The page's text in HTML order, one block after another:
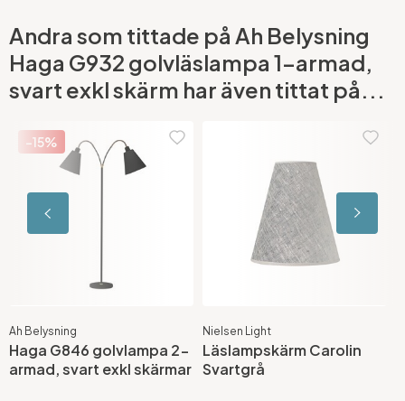
Andra som tittade på Ah Belysning
Haga G932 golvläslampa 1-armad,
svart exkl skärm har även tittat på...
-15%
Ah Belysning
Haga G846 golvlampa 2-
armad, svart exkl skärmar
Nielsen Light
Läslampskärm Carolin
Svartgrå